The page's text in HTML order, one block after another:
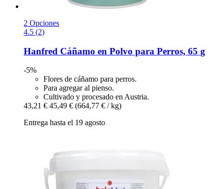
2 Opciones
4.5 (2)
Hanfred Cáñamo en Polvo para Perros, 65 g
-5%
Flores de cáñamo para perros.
Para agregar al pienso.
Cultivado y procesado en Austria.
43,21 € 45,49 € (664,77 € / kg)
Entrega hasta el 19 agosto